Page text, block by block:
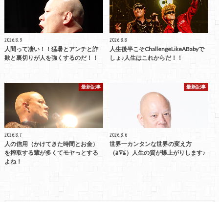
2026.8.9
人間って凄い！！猛暑とアンチと詐
欺と裏切りが人を強くするのだ！！
2026.8.8
人生後半こそChallengeLikeABabyで
しょ♪人生はこれからだ！！
最新記事
2026.8.7
人の信用（かけてきた時間とお金）
を搾取する輩が多くてモヤっとする
よね！
最新記事
2026.8.6
世界一カンタンな世界の変え方
（≧∇≦）人生の質が爆上がりします♪